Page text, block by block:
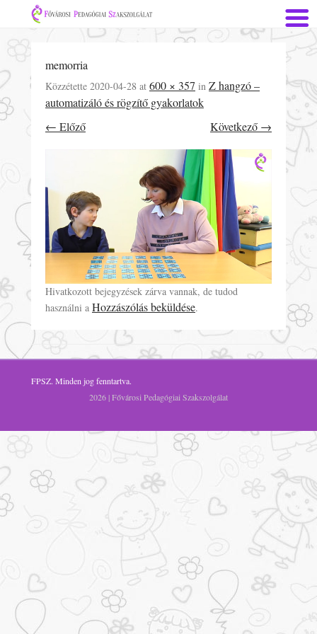
memorria
Közzétette 2020-04-28 at 600 × 357 in Z hangzó –
automatizáló és rögzítő gyakorlatok
← Előző
Következő →
Hivatkozott bejegyzések zárva vannak, de tudod
használni a Hozzászólás beküldése.
FPSZ. Minden jog fenntartva.
2026 | Fővárosi Pedagógiai Szakszolgálat